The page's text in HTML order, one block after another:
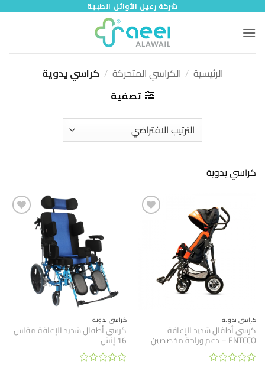
شركة رعيل الأوائل الطبية
الرئيسية / الكراسي المتحركة / كراسي يدوية
تصفية
كراسي يدوية
كراسي يدوية
كرسي أطفال شديد الإعاقة
ENTCCO – دعم وراحة مخصصين
كراسي يدوية
كرسي أطفال شديد الإعاقة مقاس
16 إنش